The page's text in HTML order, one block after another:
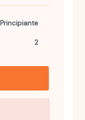
Principiante
2